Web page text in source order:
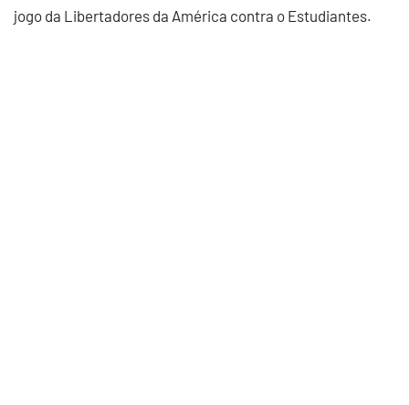
jogo da Libertadores da América contra o Estudiantes.